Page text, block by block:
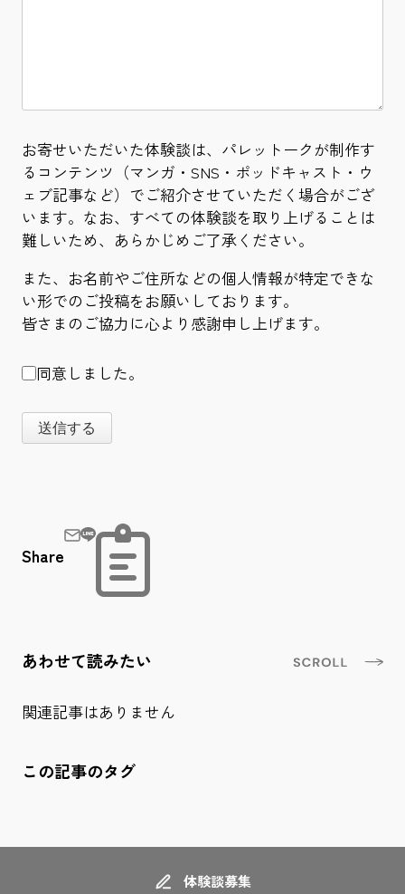
お寄せいただいた体験談は、パレットークが制作す
るコンテンツ（マンガ・SNS・ポッドキャスト・ウ
ェブ記事など）でご紹介させていただく場合がござ
います。なお、すべての体験談を取り上げることは
難しいため、あらかじめご了承ください。
また、お名前やご住所などの個人情報が特定できな
い形でのご投稿をお願いしております。
皆さまのご協力に心より感謝申し上げます。
同意しました。
送信する
Share
あわせて読みたい
関連記事はありません
この記事のタグ
体験談募集